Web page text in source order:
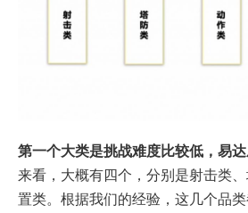
第一个大类是挑战难度比较低，易
来看，大概有四个，分别是射击类
置类。根据我们的经验，这几个品